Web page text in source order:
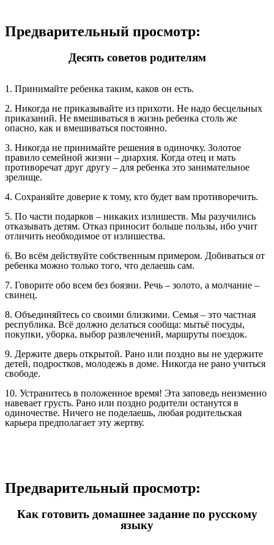
Предварительный просмотр:
Десять советов родителям
1. Принимайте ребенка таким, каков он есть.
2. Никогда не приказывайте из прихоти. Не надо бесцельных
приказаний. Не вмешиваться в жизнь ребенка столь же
опасно, как и вмешиваться постоянно.
3. Никогда не принимайте решения в одиночку. Золотое
правило семейной жизни – диархия. Когда отец и мать
противоречат друг другу – для ребенка это занимательное
зрелище.
4. Сохраняйте доверие к тому, кто будет вам противоречить.
5. По части подарков – никаких излишеств. Мы разучились
отказывать детям. Отказ приносит больше пользы, ибо учит
отличить необходимое от излишества.
6. Во всём действуйте собственным примером. Добиваться от
ребенка можно только того, что делаешь сам.
7. Говорите обо всем без боязни. Речь – золото, а молчание –
свинец.
8. Объединяйтесь со своими близкими. Семья – это частная
республика. Всё должно делаться сообща: мытьё посуды,
покупки, уборка, выбор развлечений, маршруты поездок.
9. Держите дверь открытой. Рано или поздно вы не удержите
детей, подростков, молодежь в доме. Никогда не рано учиться
свободе.
10. Устранитесь в положенное время! Эта заповедь неизменно
навевает грусть. Рано или поздно родители останутся в
одиночестве. Ничего не поделаешь, любая родительская
карьера предполагает эту жертву.
Предварительный просмотр:
Как готовить домашнее задание по русскому
языку